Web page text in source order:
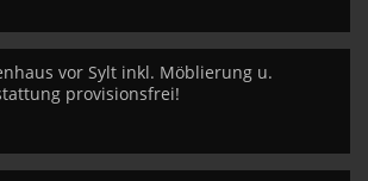
vor Sylt inkl. Möblierung u.
provisionsfrei!